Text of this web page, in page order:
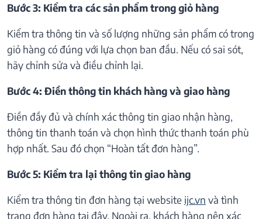
Bước 3: Kiểm tra các sản phẩm trong giỏ hàng
Kiểm tra thông tin và số lượng những sản phẩm có trong
giỏ hàng có đúng với lựa chọn ban đầu. Nếu có sai sót,
hãy chỉnh sửa và điều chỉnh lại.
Bước 4: Điền thông tin khách hàng và giao hàng
Điền đầy đủ và chính xác thông tin giao nhận hàng,
thông tin thanh toán và chọn hình thức thanh toán phù
hợp nhất. Sau đó chọn “Hoàn tất đơn hàng”.
Bước 5: Kiểm tra lại thông tin giao hàng
Kiểm tra thông tin đơn hàng tại website ijc.vn và tình
trạng đơn hàng tại đây. Ngoài ra, khách hàng nên xác